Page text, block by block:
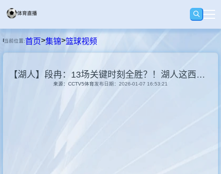
足球
当前位置:首页>集锦>篮球视频
【湖人】段冉：13场关键时刻全胜？！湖人这西部第三，真的很可以了！
来源：CCTV5体育发布日期：2026-01-07 16:53:21